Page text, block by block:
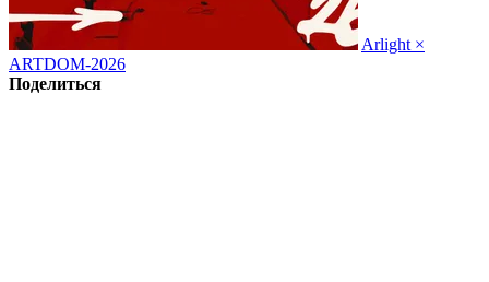
Arlight ×
ARTDOM-2026
Поделиться